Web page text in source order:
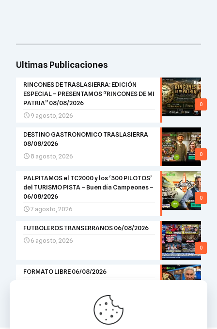
Ultimas Publicaciones
0
RINCONES DE TRASLASIERRA: EDICIÓN
ESPECIAL – PRESENTAMOS “RINCONES DE MI
PATRIA” 08/08/2026
9 agosto, 2026
0
DESTINO GASTRONOMICO TRASLASIERRA
08/08/2026
8 agosto, 2026
0
PALPITAMOS el TC2000 y los ‘300 PILOTOS’
del TURISMO PISTA – Buen día Campeones –
06/08/2026
7 agosto, 2026
0
FUTBOLEROS TRANSERRANOS 06/08/2026
6 agosto, 2026
FORMATO LIBRE 06/08/2026